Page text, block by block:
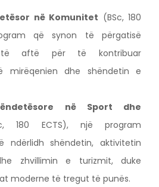
në Komunitet (BSc, 180
që synon të përgatisë
të aftë për të kontribuar
mirëqenien dhe shëndetin e
në Sport dhe
180 ECTS), një program
ndërlidh shëndetin, aktivitetin
zhvillimin e turizmit, duke
moderne të tregut të punës.